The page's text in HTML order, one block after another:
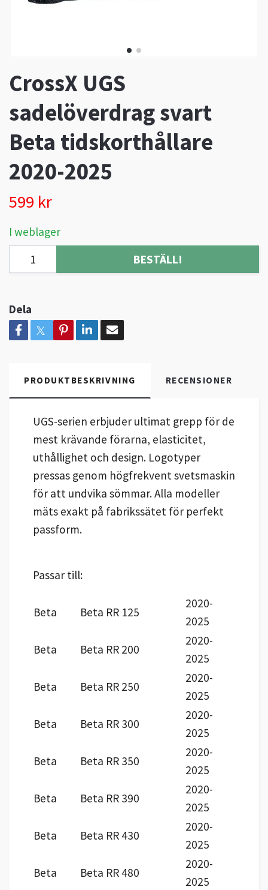
CrossX UGS
sadelöverdrag svart
Beta tidskorthållare
2020-2025
599 kr
I weblager
BESTÄLL!
Dela
PRODUKTBESKRIVNING RECENSIONER
UGS-serien erbjuder ultimat grepp för de
mest krävande förarna, elasticitet,
uthållighet och design. Logotyper
pressas genom högfrekvent svetsmaskin
för att undvika sömmar. Alla modeller
mäts exakt på fabrikssätet för perfekt
passform.
Passar till:
Beta Beta RR 125
2020-
2025
Beta
Beta RR 200
2020-
2025
Beta
Beta RR 250
2020-
2025
Beta
Beta RR 300
2020-
2025
Beta
Beta RR 350
2020-
2025
Beta
Beta RR 390
2020-
2025
Beta
Beta RR 430
2020-
2025
Beta
Beta RR 480
2020-
2025